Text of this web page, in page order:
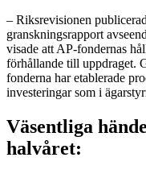
– Riksrevisionen
granskningsrapport
visade att AP-fondernas
förhållande till uppdraget.
fonderna har etablerade
investeringar som i
Väsentliga
halvåret: